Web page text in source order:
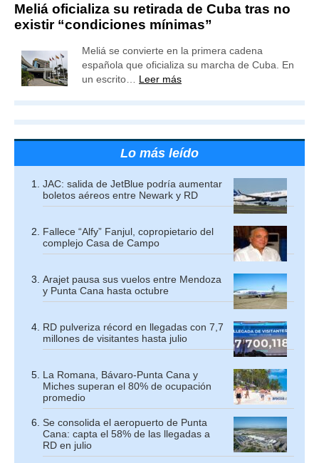
Meliá oficializa su retirada de Cuba tras no
existir “condiciones mínimas”
Meliá se convierte en la primera cadena
española que oficializa su marcha de Cuba. En
un escrito… Leer más
Lo más leído
JAC: salida de JetBlue podría aumentar
boletos aéreos entre Newark y RD
Fallece “Alfy” Fanjul, copropietario del
complejo Casa de Campo
Arajet pausa sus vuelos entre Mendoza
y Punta Cana hasta octubre
RD pulveriza récord en llegadas con 7,7
millones de visitantes hasta julio
La Romana, Bávaro-Punta Cana y
Miches superan el 80% de ocupación
promedio
Se consolida el aeropuerto de Punta
Cana: capta el 58% de las llegadas a
RD en julio